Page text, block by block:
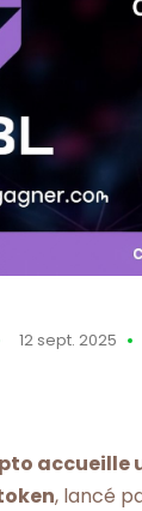
12 sept. 2025
accueille
, lancé